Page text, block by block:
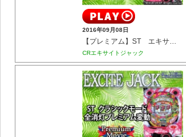
2016年09月08日
【プレミアム】ST エキサイトモード 変動高速ビタ停止当り
CRエキサイトジャック